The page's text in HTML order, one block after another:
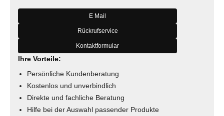
E Mail
Rückrufservice
Kontaktformular
Ihre Vorteile:
Persönliche Kundenberatung
Kostenlos und unverbindlich
Direkte und fachliche Beratung
Hilfe bei der Auswahl passender Produkte